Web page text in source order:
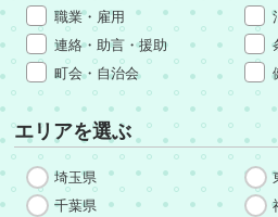
職業・雇用
連絡・助言・援助
町会・自治会
エリアを選ぶ
埼玉県
千葉県